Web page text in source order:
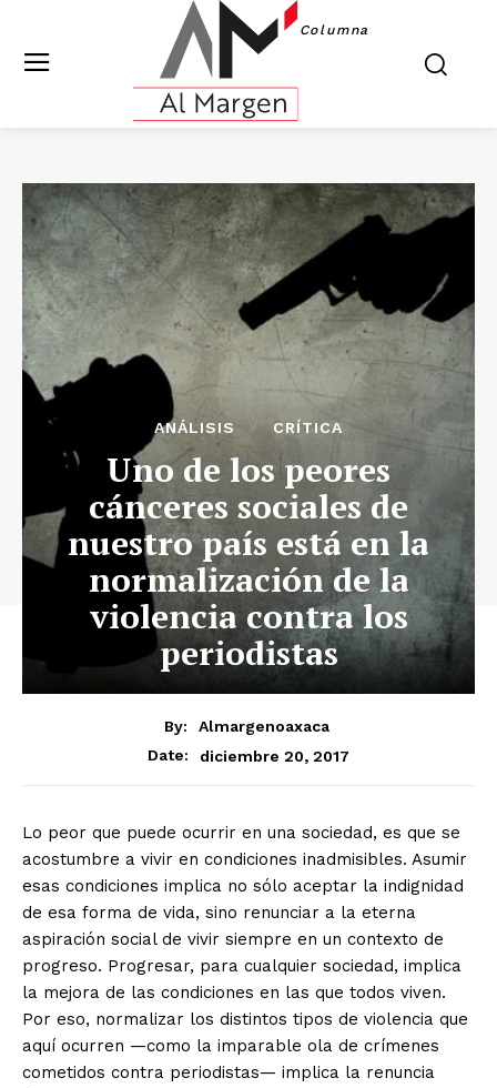
Columna
ANÁLISIS CRÍTICA
Uno de los peores
cánceres sociales de
nuestro país está en la
normalización de la
violencia contra los
periodistas
By:
Almargenoaxaca
Date:
diciembre 20, 2017
Lo peor que puede ocurrir en una sociedad, es que se
acostumbre a vivir en condiciones inadmisibles. Asumir
esas condiciones implica no sólo aceptar la indignidad
de esa forma de vida, sino renunciar a la eterna
aspiración social de vivir siempre en un contexto de
progreso. Progresar, para cualquier sociedad, implica
la mejora de las condiciones en las que todos viven.
Por eso, normalizar los distintos tipos de violencia que
aquí ocurren —como la imparable ola de crímenes
cometidos contra periodistas— implica la renuncia